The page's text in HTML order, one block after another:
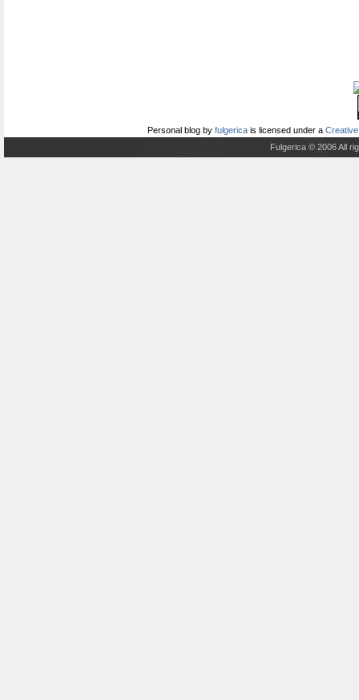
Personal blog by fulgerica is licensed under a
Fulgerica © 2006 All